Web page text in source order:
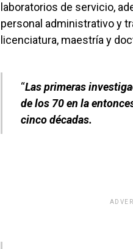
laboratorios de servicio,
personal administrativo y
licenciatura, maestría y
“Las primeras
de los 70 en la
cinco décadas.